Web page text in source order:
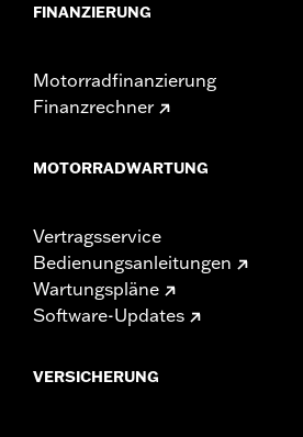
FINANZIERUNG
Motorradfinanzierung
Finanzrechner
MOTORRADWARTUNG
Vertragsservice
Bedienungsanleitungen
Wartungspläne
Software-Updates
VERSICHERUNG